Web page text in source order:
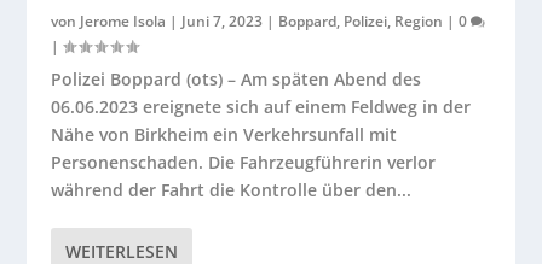
von Jerome Isola | Juni 7, 2023 | Boppard, Polizei, Region |0
|
Polizei Boppard (ots) – Am späten Abend des
06.06.2023 ereignete sich auf einem Feldweg in der
Nähe von Birkheim ein Verkehrsunfall mit
Personenschaden. Die Fahrzeugführerin verlor
während der Fahrt die Kontrolle über den...
WEITERLESEN